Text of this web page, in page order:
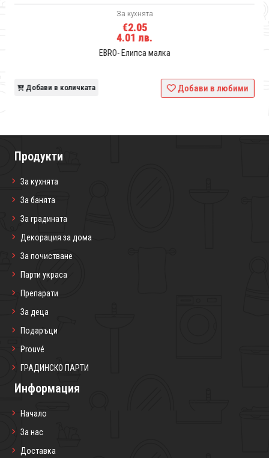
За кухнята
€2.05
4.01 лв.
EBRO- Елипса малка
Добави в количката Добави в любими
Продукти
За кухнята
За банята
За градината
Декорация за дома
За почистване
Парти украса
Препарати
За деца
Подаръци
Prouvé
ГРАДИНСКО ПАРТИ
Информация
Начало
За нас
Доставка